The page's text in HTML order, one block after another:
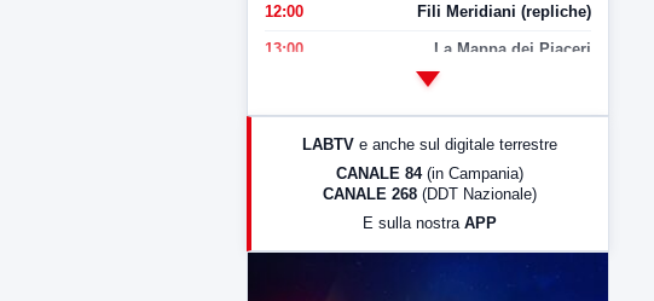
12:00 Fili Meridiani (repliche)
13:00 La Mappa dei Piaceri
LabNews (Diretta)
LABTV e anche sul digitale terrestre
CANALE 84 (in Campania)
CANALE 268 (DDT Nazionale)
E sulla nostra APP